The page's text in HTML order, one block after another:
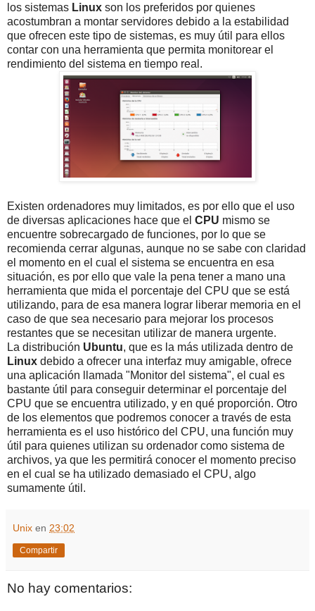
los sistemas Linux son los preferidos por quienes
acostumbran a montar servidores debido a la estabilidad
que ofrecen este tipo de sistemas, es muy útil para ellos
contar con una herramienta que permita monitorear el
rendimiento del sistema en tiempo real.
Existen ordenadores muy limitados, es por ello que el uso
de diversas aplicaciones hace que el CPU mismo se
encuentre sobrecargado de funciones, por lo que se
recomienda cerrar algunas, aunque no se sabe con claridad
el momento en el cual el sistema se encuentra en esa
situación, es por ello que vale la pena tener a mano una
herramienta que mida el porcentaje del CPU que se está
utilizando, para de esa manera lograr liberar memoria en el
caso de que sea necesario para mejorar los procesos
restantes que se necesitan utilizar de manera urgente.
La distribución Ubuntu, que es la más utilizada dentro de
Linux debido a ofrecer una interfaz muy amigable, ofrece
una aplicación llamada "Monitor del sistema", el cual es
bastante útil para conseguir determinar el porcentaje del
CPU que se encuentra utilizado, y en qué proporción. Otro
de los elementos que podremos conocer a través de esta
herramienta es el uso histórico del CPU, una función muy
útil para quienes utilizan su ordenador como sistema de
archivos, ya que les permitirá conocer el momento preciso
en el cual se ha utilizado demasiado el CPU, algo
sumamente útil.
Unix en 23:02
Compartir
No hay comentarios: